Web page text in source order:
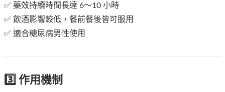
✅ 藥效持續時間長達 6～10 小時
✅ 飲酒影響較低，餐前餐後皆可服用
✅ 適合糖尿病男性使用
3️⃣ 作用機制